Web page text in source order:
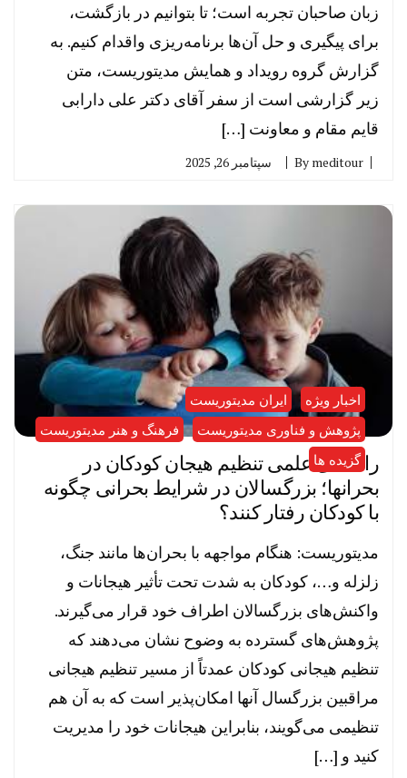
زبان صاحبان تجربه است؛ تا بتوانیم در بازگشت،
برای پیگیری و حل آن‌ها برنامه‌ریزی واقدام کنیم. به
گزارش گروه رویداد و همایش مدیتوریست، متن
زیر گزارشی است از سفر آقای دکتر علی دارابی
قایم مقام و معاونت […]
By meditour سپتامبر 26, 2025
اخبار ویژه
ایران مدیتوریست
پژوهش و فناوری مدیتوریست
فرهنگ و هنر مدیتوریست
گزیده ها
راهنمای علمی تنظیم هیجان کودکان در
بحرانها؛ بزرگسالان در شرایط بحرانی چگونه
با کودکان رفتار کنند؟
مدیتوریست: هنگام مواجهه با بحران‌ها مانند جنگ،
زلزله و…، کودکان به شدت تحت تأثیر هیجانات و
واکنش‌های بزرگسالان اطراف خود قرار می‌گیرند.
پژوهش‌های گسترده به وضوح نشان می‌دهند که
تنظیم هیجانی کودکان عمدتاً از مسیر تنظیم هیجانی
مراقبین بزرگسال آنها امکان‌پذیر است که به آن هم
تنظیمی می‌گویند، بنابراین هیجانات خود را مدیریت
کنید و […]